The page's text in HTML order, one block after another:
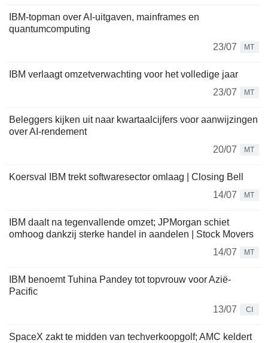
IBM-topman over AI-uitgaven, mainframes en
quantumcomputing
23/07
MT
IBM verlaagt omzetverwachting voor het volledige jaar
23/07
MT
Beleggers kijken uit naar kwartaalcijfers voor aanwijzingen
over AI-rendement
20/07
MT
Koersval IBM trekt softwaresector omlaag | Closing Bell
14/07
MT
IBM daalt na tegenvallende omzet; JPMorgan schiet
omhoog dankzij sterke handel in aandelen | Stock Movers
14/07
MT
IBM benoemt Tuhina Pandey tot topvrouw voor Azië-
Pacific
13/07
CI
SpaceX zakt te midden van techverkoopgolf; AMC keldert